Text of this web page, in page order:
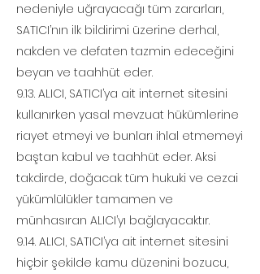
nedeniyle uğrayacağı tüm zararları,
SATICI’nın ilk bildirimi üzerine derhal,
nakden ve defaten tazmin edeceğini
beyan ve taahhüt eder.
9.13. ALICI, SATICI’ya ait internet sitesini
kullanırken yasal mevzuat hükümlerine
riayet etmeyi ve bunları ihlal etmemeyi
baştan kabul ve taahhüt eder. Aksi
takdirde, doğacak tüm hukuki ve cezai
yükümlülükler tamamen ve
münhasıran ALICI’yı bağlayacaktır.
9.14. ALICI, SATICI’ya ait internet sitesini
hiçbir şekilde kamu düzenini bozucu,